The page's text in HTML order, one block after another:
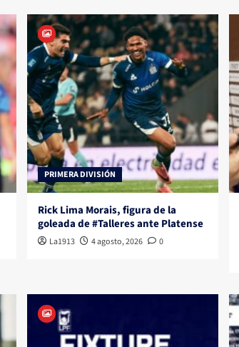
PRIMERA DIVISIÓN
Rick Lima Morais, figura de la
goleada de #Talleres ante Platense
La1913 4 agosto, 2026 0